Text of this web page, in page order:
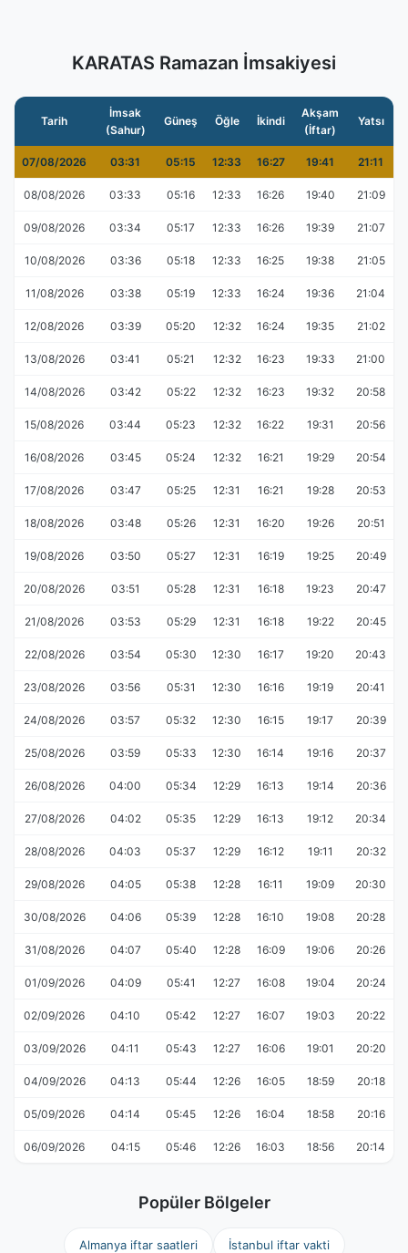
KARATAS Ramazan İmsakiyesi
Tarih
İmsak
(Sahur)
Güneş Öğle İkindi
Akşam
(İftar)
Yatsı
07/08/2026 03:31 05:15 12:33 16:27 19:41 21:11
08/08/2026 03:33 05:16 12:33 16:26 19:40 21:09
09/08/2026 03:34 05:17 12:33 16:26 19:39 21:07
10/08/2026 03:36 05:18 12:33 16:25 19:38 21:05
11/08/2026 03:38 05:19 12:33 16:24 19:36 21:04
12/08/2026 03:39 05:20 12:32 16:24 19:35 21:02
13/08/2026 03:41 05:21 12:32 16:23 19:33 21:00
14/08/2026 03:42 05:22 12:32 16:23 19:32 20:58
15/08/2026 03:44 05:23 12:32 16:22 19:31 20:56
16/08/2026 03:45 05:24 12:32 16:21 19:29 20:54
17/08/2026 03:47 05:25 12:31 16:21 19:28 20:53
18/08/2026 03:48 05:26 12:31 16:20 19:26 20:51
19/08/2026 03:50 05:27 12:31 16:19 19:25 20:49
20/08/2026 03:51 05:28 12:31 16:18 19:23 20:47
21/08/2026 03:53 05:29 12:31 16:18 19:22 20:45
22/08/2026 03:54 05:30 12:30 16:17 19:20 20:43
23/08/2026 03:56 05:31 12:30 16:16 19:19 20:41
24/08/2026 03:57 05:32 12:30 16:15 19:17 20:39
25/08/2026 03:59 05:33 12:30 16:14 19:16 20:37
26/08/2026 04:00 05:34 12:29 16:13 19:14 20:36
27/08/2026 04:02 05:35 12:29 16:13 19:12 20:34
28/08/2026 04:03 05:37 12:29 16:12 19:11 20:32
29/08/2026 04:05 05:38 12:28 16:11 19:09 20:30
30/08/2026 04:06 05:39 12:28 16:10 19:08 20:28
31/08/2026 04:07 05:40 12:28 16:09 19:06 20:26
01/09/2026 04:09 05:41 12:27 16:08 19:04 20:24
02/09/2026 04:10 05:42 12:27 16:07 19:03 20:22
03/09/2026 04:11 05:43 12:27 16:06 19:01 20:20
04/09/2026 04:13 05:44 12:26 16:05 18:59 20:18
05/09/2026 04:14 05:45 12:26 16:04 18:58 20:16
06/09/2026 04:15 05:46 12:26 16:03 18:56 20:14
Popüler Bölgeler
Almanya iftar saatleri İstanbul iftar vakti